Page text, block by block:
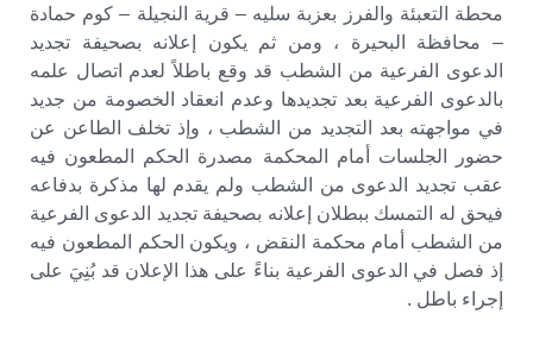
محطة التعبئة والفرز بعزبة سليه – قرية النجيلة – كوم حمادة
– محافظة البحيرة ، ومن ثم يكون إعلانه بصحيفة تجديد
الدعوى الفرعية من الشطب قد وقع باطلاً لعدم اتصال علمه
بالدعوى الفرعية بعد تجديدها وعدم انعقاد الخصومة من جديد
في مواجهته بعد التجديد من الشطب ، وإذ تخلف الطاعن عن
حضور الجلسات أمام المحكمة مصدرة الحكم المطعون فيه
عقب تجديد الدعوى من الشطب ولم يقدم لها مذكرة بدفاعه
فيحق له التمسك ببطلان إعلانه بصحيفة تجديد الدعوى الفرعية
من الشطب أمام محكمة النقض ، ويكون الحكم المطعون فيه
إذ فصل في الدعوى الفرعية بناءً على هذا الإعلان قد بُنِيَ على
إجراء باطل .